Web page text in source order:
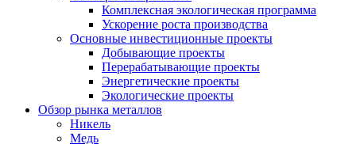
Комплексная экологическая программа
Ускорение роста производства
Основные инвестиционные проекты
Добывающие проекты
Перерабатывающие проекты
Энергетические проекты
Экологические проекты
Обзор рынка металлов
Никель
Медь